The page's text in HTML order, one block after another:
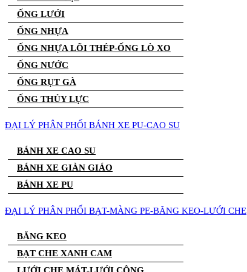
ỐNG LƯỚI
ỐNG NHỰA
ỐNG NHỰA LÕI THÉP-ỐNG LÒ XO
ỐNG NƯỚC
ỐNG RỤT GÀ
ỐNG THỦY LỰC
ĐẠI LÝ PHÂN PHỐI BÁNH XE PU-CAO SU
BÁNH XE CAO SU
BÁNH XE GIÀN GIÁO
BÁNH XE PU
ĐẠI LÝ PHÂN PHỐI BẠT-MÀNG PE-BĂNG KEO-LƯỚI CHE
BĂNG KEO
BẠT CHE XANH CAM